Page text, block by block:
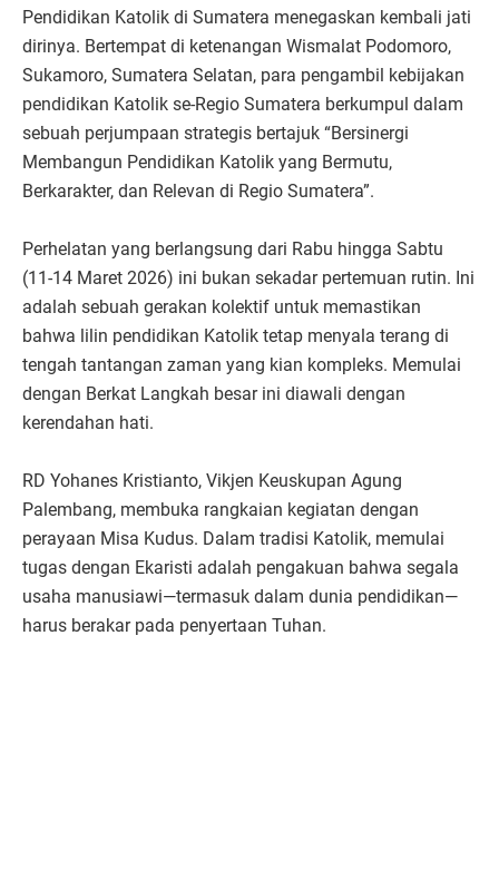
Pendidikan Katolik di Sumatera menegaskan kembali jati
dirinya. Bertempat di ketenangan Wismalat Podomoro,
Sukamoro, Sumatera Selatan, para pengambil kebijakan
pendidikan Katolik se-Regio Sumatera berkumpul dalam
sebuah perjumpaan strategis bertajuk “Bersinergi
Membangun Pendidikan Katolik yang Bermutu,
Berkarakter, dan Relevan di Regio Sumatera”.
Perhelatan yang berlangsung dari Rabu hingga Sabtu
(11-14 Maret 2026) ini bukan sekadar pertemuan rutin. Ini
adalah sebuah gerakan kolektif untuk memastikan
bahwa lilin pendidikan Katolik tetap menyala terang di
tengah tantangan zaman yang kian kompleks. Memulai
dengan Berkat Langkah besar ini diawali dengan
kerendahan hati.
RD Yohanes Kristianto, Vikjen Keuskupan Agung
Palembang, membuka rangkaian kegiatan dengan
perayaan Misa Kudus. Dalam tradisi Katolik, memulai
tugas dengan Ekaristi adalah pengakuan bahwa segala
usaha manusiawi—termasuk dalam dunia pendidikan—
harus berakar pada penyertaan Tuhan.